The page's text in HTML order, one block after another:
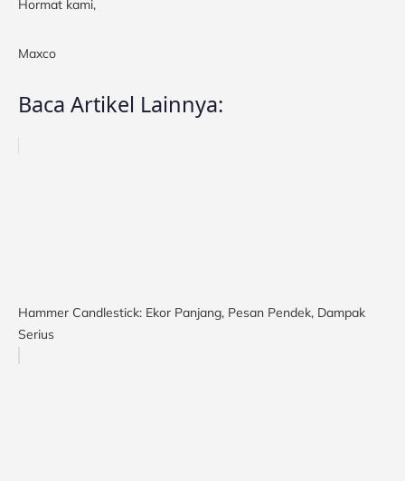
Hormat kami,
Maxco
Baca Artikel Lainnya:
Hammer Candlestick: Ekor Panjang, Pesan Pendek, Dampak
Serius